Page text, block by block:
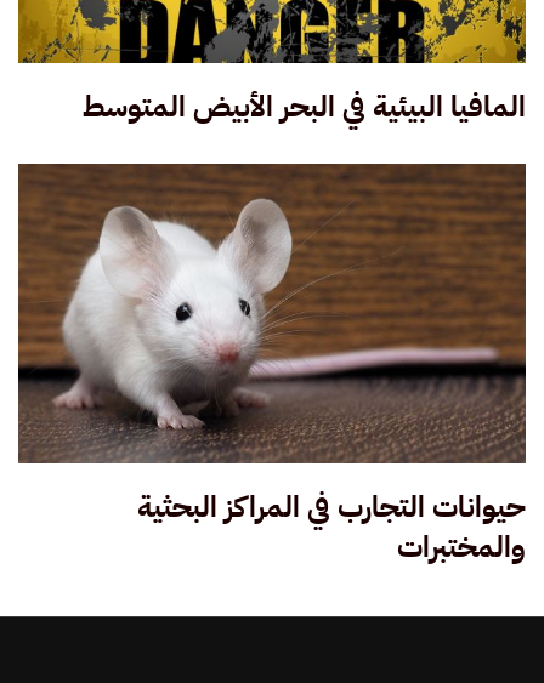
المافيا البيئية في البحر الأبيض المتوسط
حيوانات التجارب في المراكز البحثية
والمختبرات